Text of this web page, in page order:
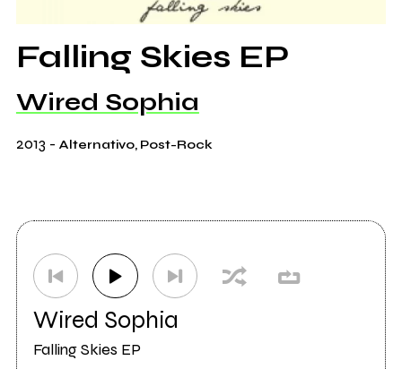
Falling Skies EP
Wired Sophia
2013 - Alternativo, Post-Rock
Wired Sophia
Falling Skies EP